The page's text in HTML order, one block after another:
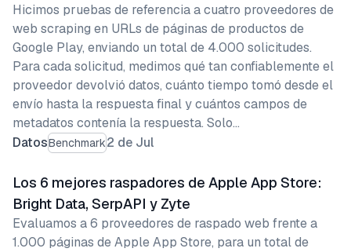
DatosBenchmark2 de Jul
Hicimos pruebas de referencia a cuatro proveedores de
web scraping en URLs de páginas de productos de
Google Play, enviando un total de 4.000 solicitudes.
Para cada solicitud, medimos qué tan confiablemente el
proveedor devolvió datos, cuánto tiempo tomó desde el
envío hasta la respuesta final y cuántos campos de
metadatos contenía la respuesta. Solo…
Los 6 mejores raspadores de Apple App Store:
Bright Data, SerpAPI y Zyte
Evaluamos a 6 proveedores de raspado web frente a
1.000 páginas de Apple App Store, para un total de